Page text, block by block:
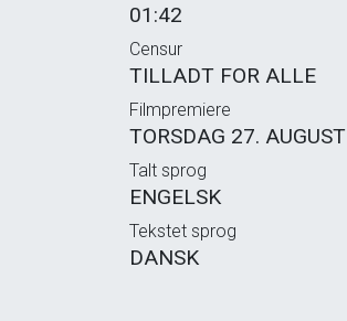
01:42
Censur
TILLADT FOR ALLE
Filmpremiere
TORSDAG 27. AUGUST
Talt sprog
ENGELSK
Tekstet sprog
DANSK